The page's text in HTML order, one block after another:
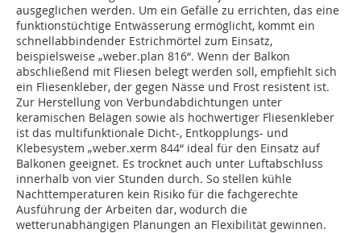
ausgeglichen werden. Um ein Gefälle zu errichten, das eine
funktionstüchtige Entwässerung ermöglicht, kommt ein
schnellabbindender Estrichmörtel zum Einsatz,
beispielsweise „weber.plan 816“. Wenn der Balkon
abschließend mit Fliesen belegt werden soll, empfiehlt sich
ein Fliesenkleber, der gegen Nässe und Frost resistent ist.
Zur Herstellung von Verbundabdichtungen unter
keramischen Belägen sowie als hochwertiger Fliesenkleber
ist das multifunktionale Dicht-, Entkopplungs- und
Klebesystem „weber.xerm 844“ ideal für den Einsatz auf
Balkonen geeignet. Es trocknet auch unter Luftabschluss
innerhalb von vier Stunden durch. So stellen kühle
Nachttemperaturen kein Risiko für die fachgerechte
Ausführung der Arbeiten dar, wodurch die
wetterunabhängigen Planungen an Flexibilität gewinnen.